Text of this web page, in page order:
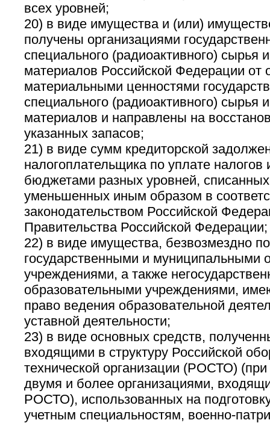
всех уровней;
20) в виде имущества и (или)
получены организациями
специального (радиоактивного) сырья
материалов Российской Федерации от
материальными ценностями
специального (радиоактивного) сырья
материалов и направлены на
указанных запасов;
21) в виде сумм кредиторской
налогоплательщика по уплате налогов
бюджетами разных уровней,
уменьшенных иным образом в
законодательством Российской
Правительства Российской Федерации;
22) в виде имущества, безвозмездно
государственными и муниципальными
учреждениями, а также
образовательными учреждениями,
право ведения образовательной
уставной деятельности;
23) в виде основных средств,
входящими в структуру Российской
технической организации (РОСТО)
двумя и более организациями,
РОСТО), использованных на
учетным специальностям, военно-